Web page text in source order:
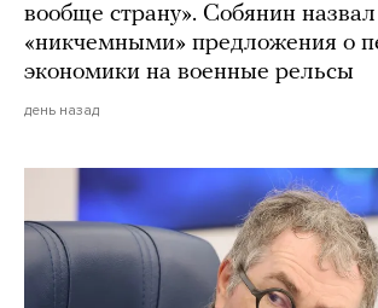
вообще страну». Собянин назвал
«никчемными» предложения о
экономики на военные рельсы
день назад